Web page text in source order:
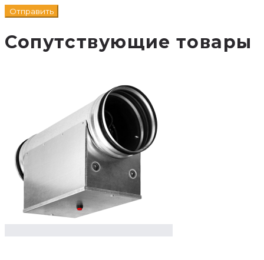
Сопутствующие товары